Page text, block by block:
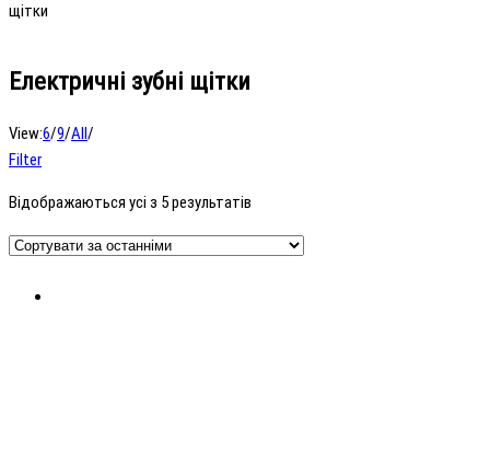
щітки
Електричні зубні щітки
View:6/9/All /
Filter
Відображаються усі з 5 результатів